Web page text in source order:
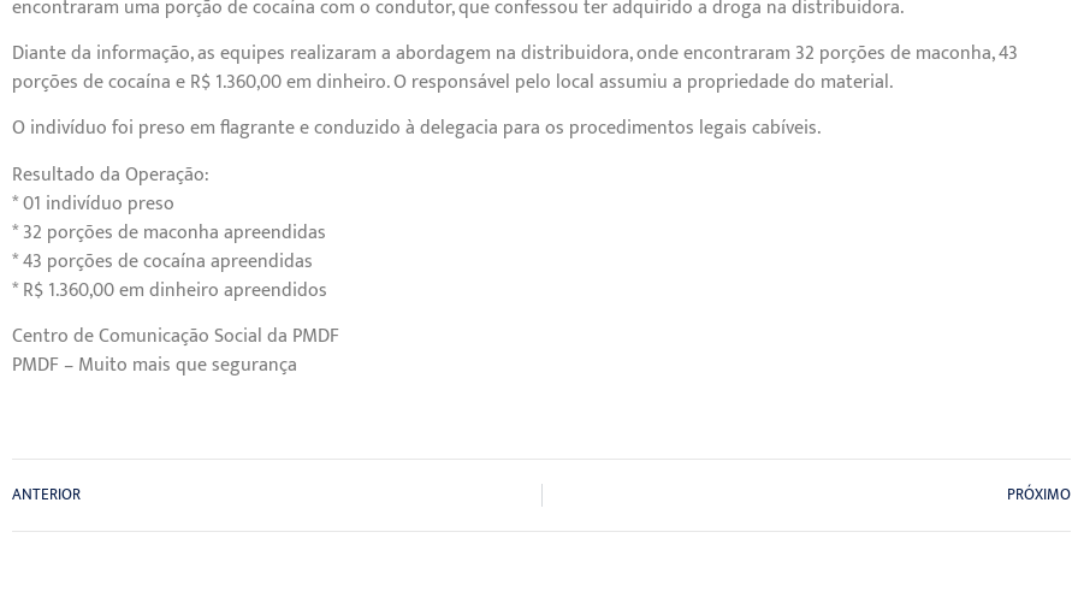
encontraram uma porção de cocaína com o condutor, que confessou ter adquirido a droga na distribuidora.
Diante da informação, as equipes realizaram a abordagem na distribuidora, onde encontraram 32 porções de maconha, 43
porções de cocaína e R$ 1.360,00 em dinheiro. O responsável pelo local assumiu a propriedade do material.
O indivíduo foi preso em flagrante e conduzido à delegacia para os procedimentos legais cabíveis.
Resultado da Operação:
* 01 indivíduo preso
* 32 porções de maconha apreendidas
* 43 porções de cocaína apreendidas
* R$ 1.360,00 em dinheiro apreendidos
Centro de Comunicação Social da PMDF
PMDF – Muito mais que segurança
ANTERIOR PRÓXIMO